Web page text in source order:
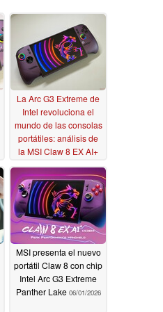
La Arc G3 Extreme de
Intel revoluciona el
mundo de las consolas
portátiles: análisis de
la MSI Claw 8 EX AI+
06/24/2026
MSI presenta el nuevo
portátil Claw 8 con chip
Intel Arc G3 Extreme
Panther Lake 06/01/2026